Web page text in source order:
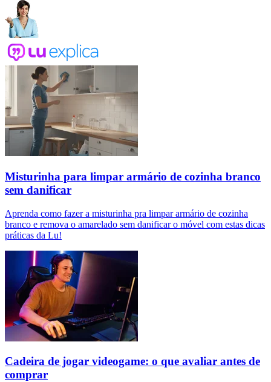
Misturinha para limpar armário de cozinha branco
sem danificar
Aprenda como fazer a misturinha pra limpar armário de cozinha
branco e remova o amarelado sem danificar o móvel com estas dicas
práticas da Lu!
Cadeira de jogar videogame: o que avaliar antes de
comprar